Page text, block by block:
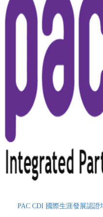
PAC CDI 國際生涯發展認